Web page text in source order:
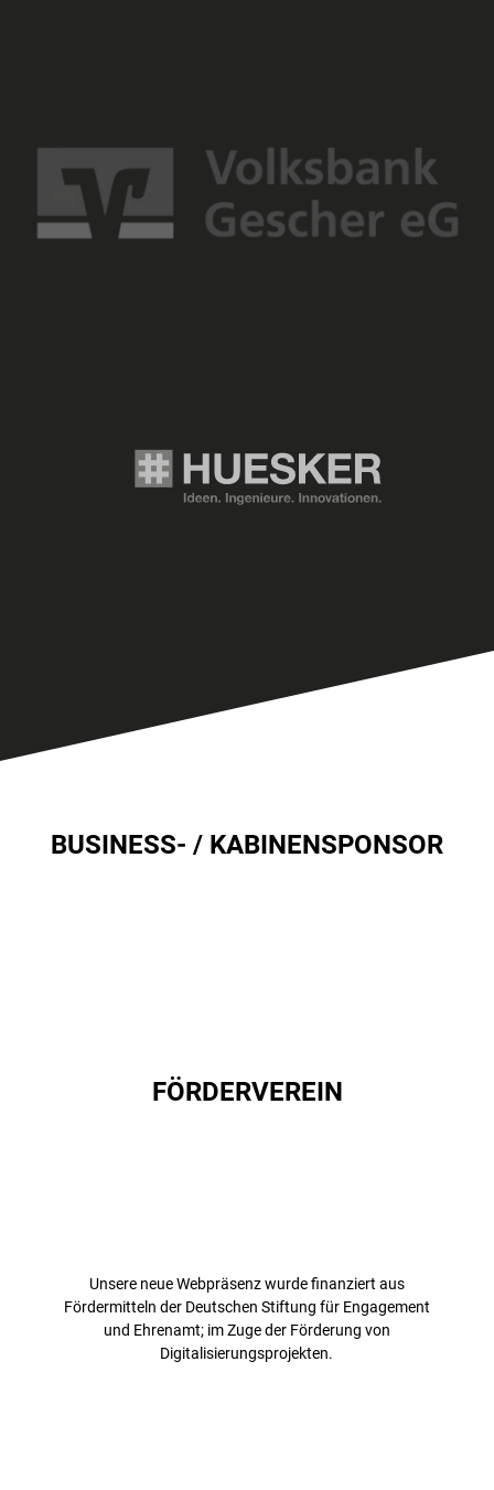
BUSINESS- / KABINENSPONSOR
FÖRDERVEREIN
Unsere neue Webpräsenz wurde finanziert aus
Fördermitteln der Deutschen Stiftung für Engagement
und Ehrenamt; im Zuge der Förderung von
Digitalisierungsprojekten.